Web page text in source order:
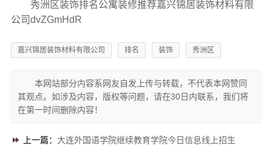
秀洲区装饰排名公寓装修推荐嘉兴锦居装饰材料有限
公司dvZGmHdR
嘉兴锦居装饰材料有限公司 排名 装饰 秀洲区
本网站部分内容系网友自发上传与转载，不代表本网赞同
其观点。如涉及内容，版权等问题，请在30日内联系，我们将
在第一时间删除内容！
上一篇： 大连外国语学院继续教育学院今日信息线上招生